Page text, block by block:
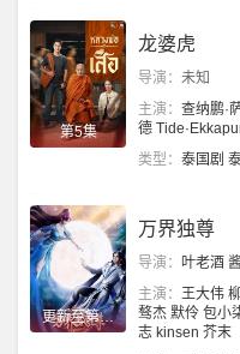
第5集
龙婆虎
导演： 未知
主演： 查纳鹏·
德
类型： 泰国剧
更新至第472集
万界独尊
导演： 叶老酒
主演： 王大伟
骜杰 默伶 包小
志 kinsen 芥末